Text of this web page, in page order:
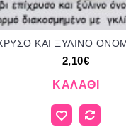
2,10€
ΚΑΛΆΘΙ